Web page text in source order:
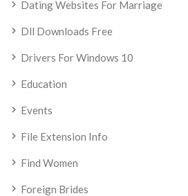
Dating Websites For Marriage
Dll Downloads Free
Drivers For Windows 10
Education
Events
File Extension Info
Find Women
Foreign Brides